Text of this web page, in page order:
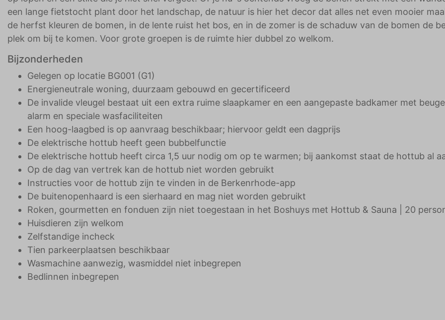
een lange fietstocht plant door het landschap, de natuur is hier het decor dat alles net even mooier
de herfst kleuren de bomen, in de lente ruist het bos, en in de zomer is de schaduw van de bomen de
plek om bij te komen. Voor grote groepen is de ruimte hier dubbel zo welkom.
Bijzonderheden
Gelegen op locatie BG001 (G1)
Energieneutrale woning, duurzaam gebouwd en gecertificeerd
De invalide vleugel bestaat uit een extra ruime slaapkamer en een aangepaste badkamer met
alarm en speciale wasfaciliteiten
Een hoog-laagbed is op aanvraag beschikbaar; hiervoor geldt een dagprijs
De elektrische hottub heeft geen bubbelfunctie
De elektrische hottub heeft circa 1,5 uur nodig om op te warmen; bij aankomst staat de hottub al
Op de dag van vertrek kan de hottub niet worden gebruikt
Instructies voor de hottub zijn te vinden in de Berkenrhode-app
De buitenopenhaard is een sierhaard en mag niet worden gebruikt
Roken, gourmetten en fonduen zijn niet toegestaan in het Boshuys met Hottub & Sauna | 20
Huisdieren zijn welkom
Zelfstandige incheck
Tien parkeerplaatsen beschikbaar
Wasmachine aanwezig, wasmiddel niet inbegrepen
Bedlinnen inbegrepen